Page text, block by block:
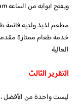
ويفتح ابوابه من الساعه 1:00pm -12:00am
مطعم لذيذ ولديه قائمة
خدمة طعام ممتازة
العالية
التقرير الثالث
ليست واحدة من الأفضل